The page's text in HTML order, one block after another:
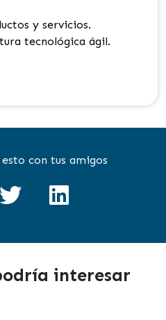
y servicios.
tecnológica ágil.
con tus amigos
interesar